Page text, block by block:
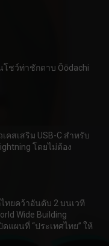
ชว์ท่าชักดาบ Ōōdachi
คสเสริม USB-C สำหรับ
โดยไม่ต้อง
ทยคว้าอันดับ 2 บนเวที
Wide Building
ดแผนที่ “ประเทศไทย” ให้